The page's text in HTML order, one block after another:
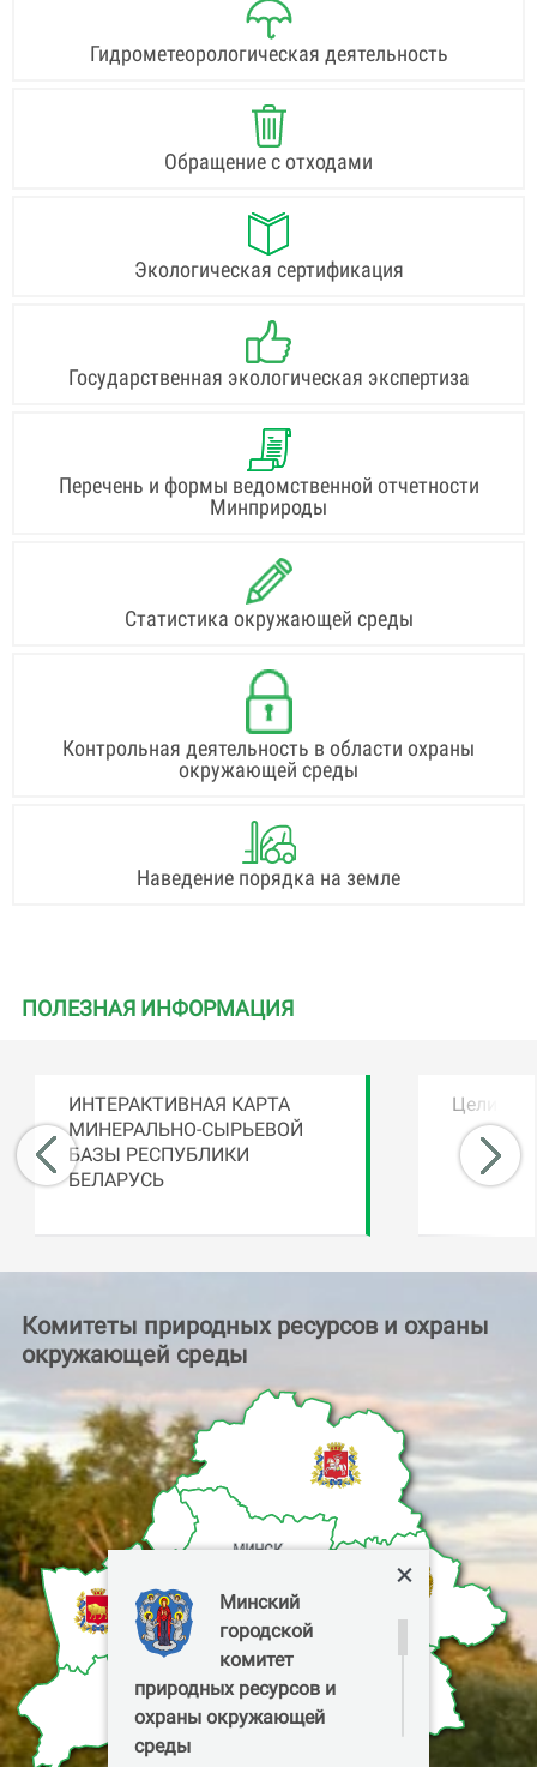
Гидрометеорологическая деятельность
Обращение с отходами
Экологическая сертификация
Государственная экологическая экспертиза
Перечень и формы ведомственной отчетности
Минприроды
Статистика окружающей среды
Контрольная деятельность в области охраны
окружающей среды
Наведение порядка на земле
ПОЛЕЗНАЯ ИНФОРМАЦИЯ
ИНТЕРАКТИВНАЯ КАРТА
МИНЕРАЛЬНО-СЫРЬЕВОЙ
БАЗЫ РЕСПУБЛИКИ
БЕЛАРУСЬ
Цели
Комитеты природных ресурсов и охраны
окружающей среды
МИНСК
Минский
городской
комитет
природных ресурсов и
охраны окружающей
среды